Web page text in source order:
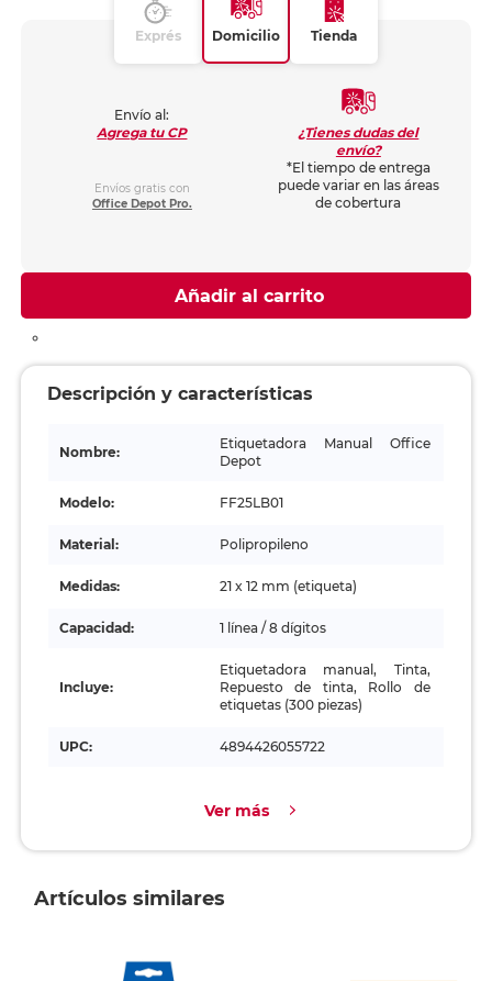
Exprés Domicilio Tienda
Envío al:
Agrega tu CP
Envíos gratis con
Office Depot Pro.
¿Tienes dudas del
envío?
*El tiempo de entrega
puede variar en las áreas
de cobertura
Añadir al carrito
Descripción y características
Nombre:
Etiquetadora Manual Office
Depot
Modelo: FF25LB01
Material: Polipropileno
Medidas: 21 x 12 mm (etiqueta)
Capacidad: 1 línea / 8 dígitos
Incluye:
Etiquetadora manual, Tinta,
Repuesto de tinta, Rollo de
etiquetas (300 piezas)
UPC: 4894426055722
Ver más
Artículos similares